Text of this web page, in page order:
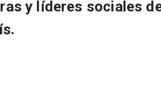
y líderes sociales